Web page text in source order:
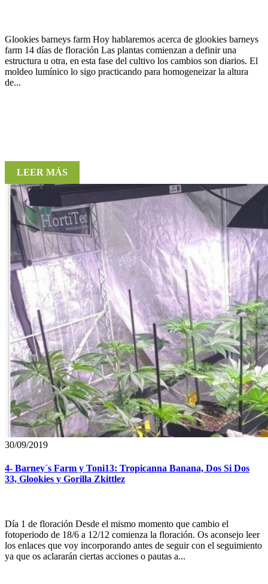
Glookies barneys farm Hoy hablaremos acerca de glookies barneys
farm 14 días de floración Las plantas comienzan a definir una
estructura u otra, en esta fase del cultivo los cambios son diarios. El
moldeo lumínico lo sigo practicando para homogeneizar la altura
de...
LEER MÁS
30/09/2019
4- Barney´s Farm y Toni13: Tropicanna Banana, Dos Si Dos
33, Glookies y Gorilla Zkittlez
Día 1 de floración Desde el mismo momento que cambio el
fotoperiodo de 18/6 a 12/12 comienza la floración. Os aconsejo leer
los enlaces que voy incorporando antes de seguir con el seguimiento
ya que os aclararán ciertas acciones o pautas a...